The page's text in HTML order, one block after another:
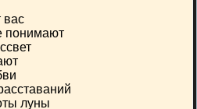
вас
понимают
луны